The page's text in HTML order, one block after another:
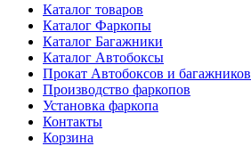
Каталог товаров
Каталог Фаркопы
Каталог Багажники
Каталог Автобоксы
Прокат Автобоксов и багажников
Производство фаркопов
Установка фаркопа
Контакты
Корзина